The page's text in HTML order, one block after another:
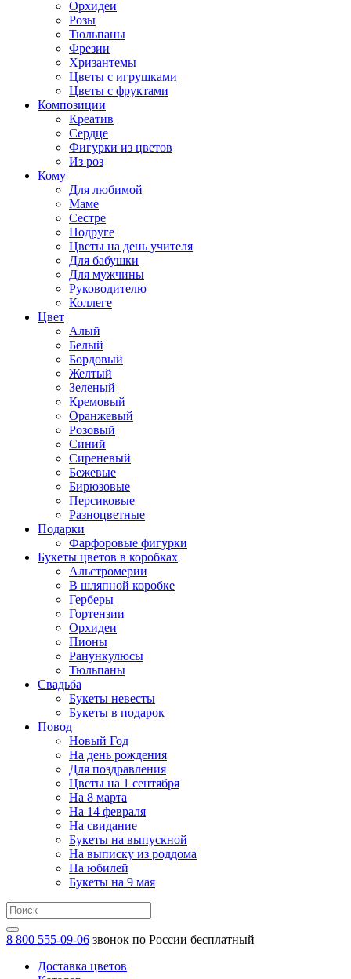
Орхидеи
Розы
Тюльпаны
Фрезии
Хризантемы
Цветы с игрушками
Цветы с фруктами
Композиции
Креатив
Сердце
Фигурки из цветов
Из роз
Кому
Для любимой
Маме
Сестре
Подруге
Цветы на день учителя
Для бабушки
Для мужчины
Руководителю
Коллеге
Цвет
Алый
Белый
Бордовый
Желтый
Зеленый
Кремовый
Оранжевый
Розовый
Синий
Сиреневый
Бежевые
Бирюзовые
Персиковые
Разноцветные
Подарки
Фарфоровые фигурки
Букеты цветов в коробках
Альстромерии
В шляпной коробке
Герберы
Гортензии
Орхидеи
Пионы
Ранункулюсы
Тюльпаны
Свадьба
Букеты невесты
Букеты в подарок
Повод
Новый Год
На день рождения
Для поздравления
Цветы на 1 сентября
На 8 марта
На 14 февраля
На свидание
Букеты на выпускной
На выписку из роддома
На юбилей
Букеты на 9 мая
8 800 555-09-06 звонок по России бесплатный
Доставка цветов